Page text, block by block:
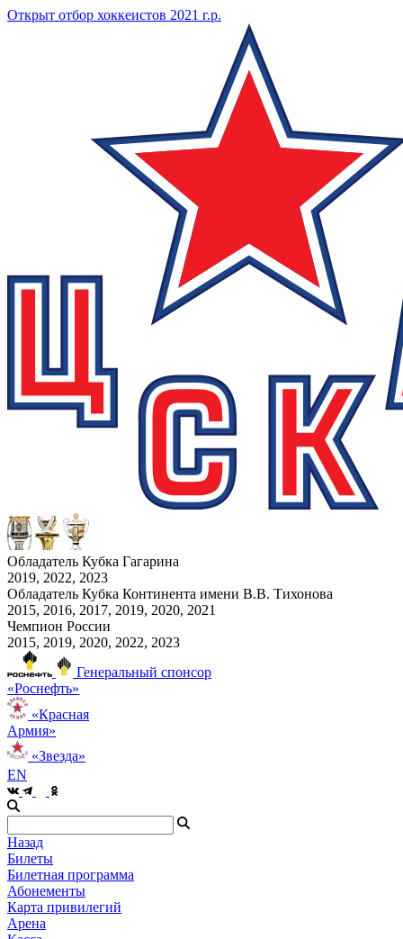
Открыт отбор хоккеистов 2021 г.р.
Обладатель Кубка Гагарина
2019, 2022, 2023
Обладатель Кубка Континента имени В.В. Тихонова
2015, 2016, 2017, 2019, 2020, 2021
Чемпион России
2015, 2019, 2020, 2022, 2023
Генеральный спонсор
«Роснефть»
«Красная
Армия»
«Звезда»
EN
Назад
Билеты
Билетная программа
Абонементы
Карта привилегий
Арена